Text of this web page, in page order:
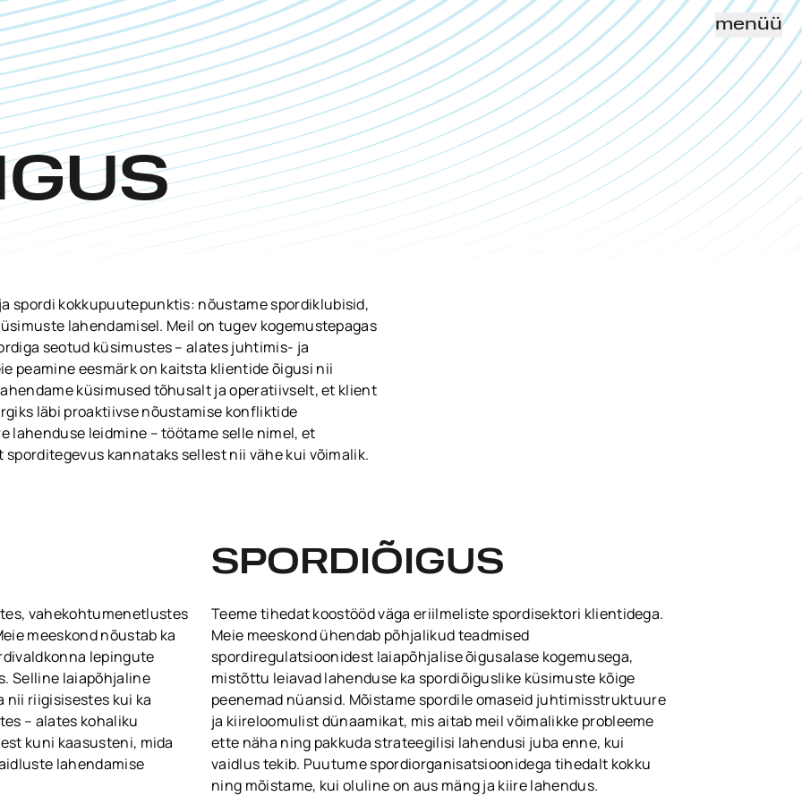
menüü
spordi kokkupuutepunktis: nõustame spordiklubisid,
lahendamisel. Meil on tugev kogemustepagas
seotud küsimustes – alates juhtimis- ja
peamine eesmärk on kaitsta klientide õigusi nii
küsimused tõhusalt ja operatiivselt, et klient
läbi proaktiivse nõustamise konfliktide
lahenduse leidmine – töötame selle nimel, et
kannataks sellest nii vähe kui võimalik.
SPORDIÕIGUS
vahekohtumenetlustes
meeskond nõustab ka
lepingute
Selline laiapõhjaline
nii riigisisestes kui ka
– alates kohaliku
kuni kaasusteni, mida
lahendamise
Teeme tihedat koostööd väga eriilmeliste spordisektori klientidega.
Meie meeskond ühendab põhjalikud teadmised
spordiregulatsioonidest laiapõhjalise õigusalase kogemusega,
mistõttu leiavad lahenduse ka spordiõiguslike küsimuste kõige
peenemad nüansid. Mõistame spordile omaseid juhtimisstruktuure
ja kiireloomulist dünaamikat, mis aitab meil võimalikke probleeme
ette näha ning pakkuda strateegilisi lahendusi juba enne, kui
vaidlus tekib. Puutume spordiorganisatsioonidega tihedalt kokku
ning mõistame, kui oluline on aus mäng ja kiire lahendus.